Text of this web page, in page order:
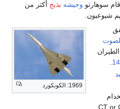
سوهارتو وجيشه بذبح أكثر من
شيوعيون.
1969: الكونكورد
.
(CT or